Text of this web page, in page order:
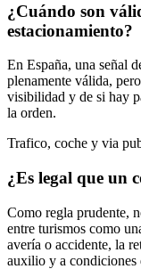
¿Cuándo son
estacionamiento?
En España, una señal
plenamente válida,
visibilidad y de si hay
la orden.
Trafico, coche y via
¿Es legal que un
Como regla prudente,
entre turismos como
avería o accidente, la
auxilio y a condiciones